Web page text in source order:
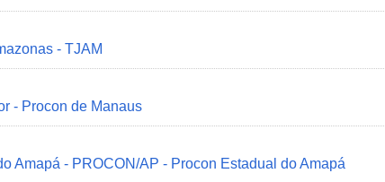
- TJAM
- Procon de Manaus
Amapá - PROCON/AP - Procon Estadual do Amapá